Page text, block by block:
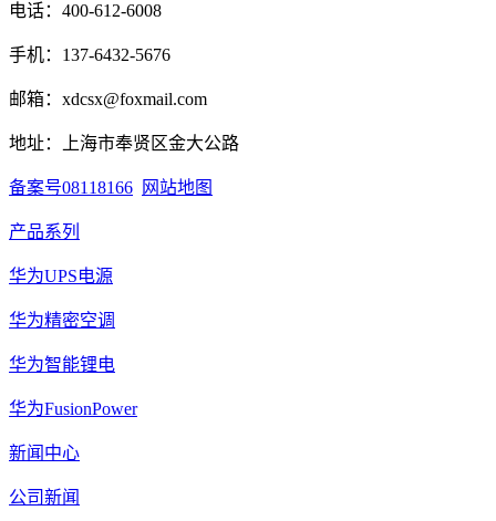
电话：400-612-6008
手机：137-6432-5676
邮箱：xdcsx@foxmail.com
地址：上海市奉贤区金大公路
备案号08118166 网站地图
产品系列
华为UPS电源
华为精密空调
华为智能锂电
华为FusionPower
新闻中心
公司新闻